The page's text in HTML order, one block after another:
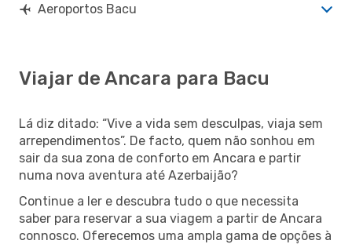
Aeroportos Bacu
Viajar de Ancara para Bacu
Lá diz ditado: “Vive a vida sem desculpas, viaja sem
arrependimentos”. De facto, quem não sonhou em
sair da sua zona de conforto em Ancara e partir
numa nova aventura até Azerbaijão?
Continue a ler e descubra tudo o que necessita
saber para reservar a sua viagem a partir de Ancara
connosco. Oferecemos uma ampla gama de opções à